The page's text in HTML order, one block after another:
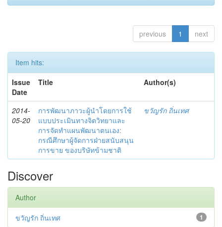
previous 1 next
Item hits:
Issue
Date
Title Author(s)
2014-
05-20
การพัฒนาภาวะผู้นำโดยการใช้
แบบประเมินทางจิตวิทยาและ
การจัดทำแผนพัฒนาตนเอง:
กรณีศึกษาผู้จัดการฝ่ายสนับสนุน
การขาย ของบริษัทข้ามชาติ
ขวัญรัก ถิ่นเทศ
Discover
Author
1
ขวัญรัก ถิ่นเทศ